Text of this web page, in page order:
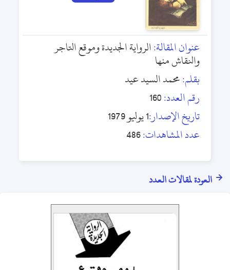
عنوان المقالة:الرواية الجديدة وموقع التاجر
والنقاش منها
بقلم:محمد السيد عيد
رقم العدد:160
تاريخ الإصدار:1 يوليو 1979
عدد المشاهدات:486
العودة لمقالات العدد